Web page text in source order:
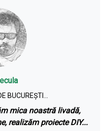
BUCUREȘTI...
mica noastră livadă,
realizăm proiecte DIY...